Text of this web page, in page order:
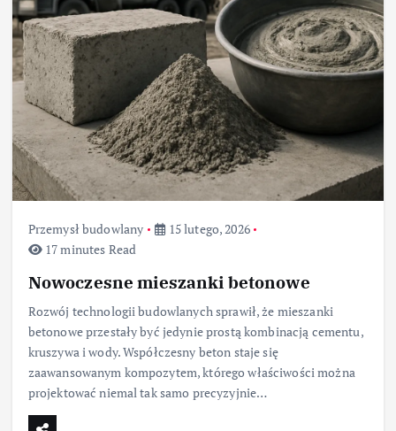
Przemysł budowlany
15 lutego, 2026
17 minutes Read
Nowoczesne mieszanki betonowe
Rozwój technologii budowlanych sprawił, że mieszanki
betonowe przestały być jedynie prostą kombinacją cementu,
kruszywa i wody. Współczesny beton staje się
zaawansowanym kompozytem, którego właściwości można
projektować niemal tak samo precyzyjnie…